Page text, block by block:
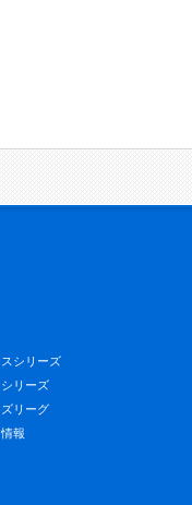
シリーズ
リーズ
リーグ
報